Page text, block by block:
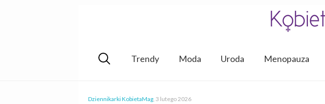
Trendy Moda Uroda Menopauza
Dziennikarki KobietaMag, 3 lutego 2026